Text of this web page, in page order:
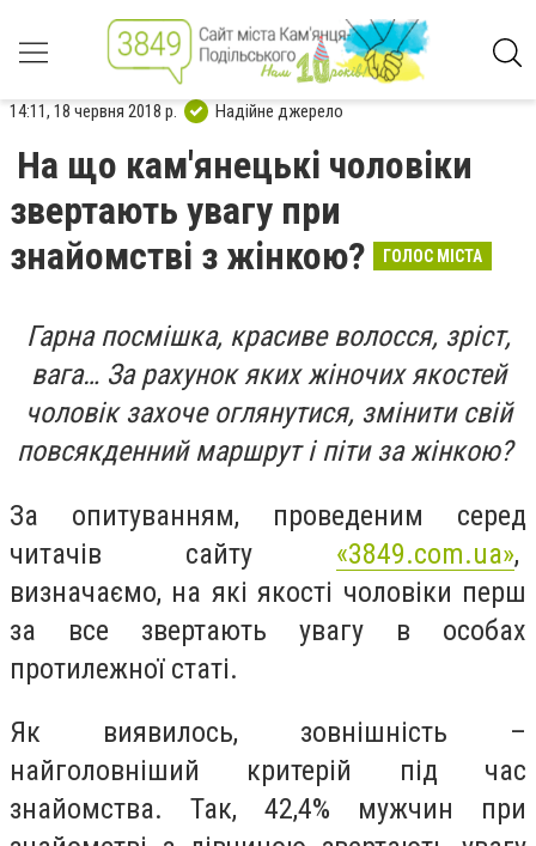
14:11, 18 червня 2018 р. Надійне джерело
На що кам'янецькі чоловіки
звертають увагу при
знайомстві з жінкою?
ГОЛОС МІСТА
Гарна посмішка, красиве волосся, зріст,
вага… За рахунок яких жіночих якостей
чоловік захоче оглянутися, змінити свій
повсякденний маршрут і піти за жінкою?
За опитуванням, проведеним серед
читачів сайту «3849.com.ua»,
визначаємо, на які якості чоловіки перш
за все звертають увагу в особах
протилежної статі.
Як виявилось, зовнішність –
найголовніший критерій під час
знайомства. Так, 42,4% мужчин при